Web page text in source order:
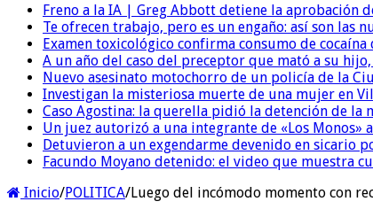
Freno a la IA | Greg Abbott detiene la aprobación
Te ofrecen trabajo, pero es un engaño: así son las
Examen toxicológico confirma consumo de cocaína
A un año del caso del preceptor que mató a su
Nuevo asesinato motochorro de un policía de la
Investigan la misteriosa muerte de una mujer en
Caso Agostina: la querella pidió la detención de
Un juez autorizó a una integrante de «Los
Detuvieron a un exgendarme devenido en sicario
Facundo Moyano detenido: el video que muestra
Inicio/POLITICA/Luego del incómodo momento con